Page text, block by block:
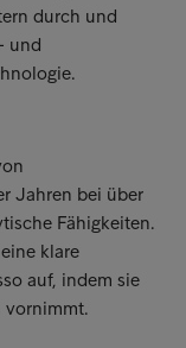
durch und
und
Jahren bei über
Fähigkeiten.
klare
auf, indem sie
vornimmt.